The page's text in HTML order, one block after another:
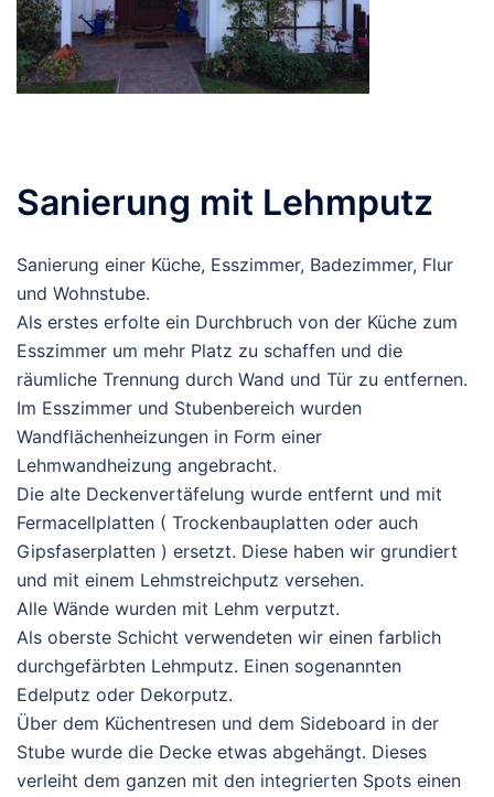
Sanierung mit Lehmputz
Sanierung einer Küche, Esszimmer, Badezimmer, Flur
und Wohnstube.
Als erstes erfolte ein Durchbruch von der Küche zum
Esszimmer um mehr Platz zu schaffen und die
räumliche Trennung durch Wand und Tür zu entfernen.
Im Esszimmer und Stubenbereich wurden
Wandflächenheizungen in Form einer
Lehmwandheizung angebracht.
Die alte Deckenvertäfelung wurde entfernt und mit
Fermacellplatten ( Trockenbauplatten oder auch
Gipsfaserplatten ) ersetzt. Diese haben wir grundiert
und mit einem Lehmstreichputz versehen.
Alle Wände wurden mit Lehm verputzt.
Als oberste Schicht verwendeten wir einen farblich
durchgefärbten Lehmputz. Einen sogenannten
Edelputz oder Dekorputz.
Über dem Küchentresen und dem Sideboard in der
Stube wurde die Decke etwas abgehängt. Dieses
verleiht dem ganzen mit den integrierten Spots einen